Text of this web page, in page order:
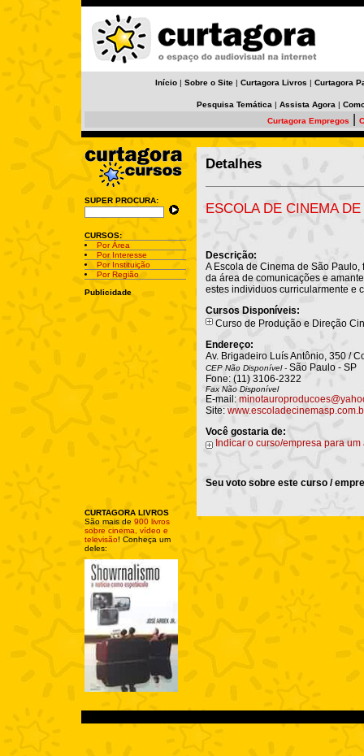
Início | Sobre o Site | Curtagora Livros | Curtagora
Pesquisa Temática | Assista Agora |
Curtagora Empregos
SUPER PROCURA:
CURSOS:
Por Área
Por Interesse
Por Instituição
Por Região
Publicidade
CURTAGORA LIVROS
São mais de 900 livros
sobre cinema, vídeo e
televisão! Conheça um
deles:
Detalhes
ESCOLA DE CINEMA
Descrição:
A Escola de Cinema de São
da área de comunicações e
estes individuos curricularmente e
Cursos Disponíveis:
Curso de Produção e Direção
Endereço:
Av. Brigadeiro Luís Antônio, 350 /
CEP Não Disponível - São Paulo - SP
Fone: (11) 3106-2322
Fax Não Disponível
E-mail:
Site:
Você gostaria de:
Indicar o curso/empresa para um
Seu voto sobre este curso /